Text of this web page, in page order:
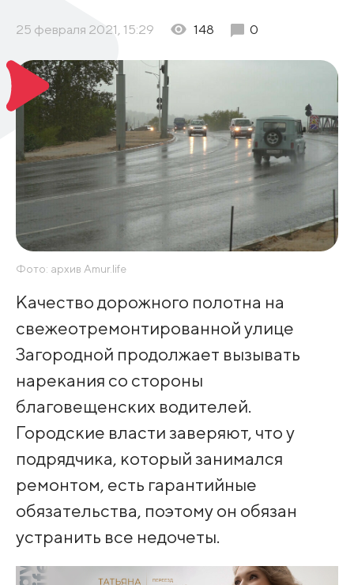
25 февраля 2021, 15:29 148 0
Фото: архив Amur.life
Качество дорожного полотна на
свежеотремонтированной улице
Загородной продолжает вызывать
нарекания со стороны
благовещенских водителей.
Городские власти заверяют, что у
подрядчика, который занимался
ремонтом, есть гарантийные
обязательства, поэтому он обязан
устранить все недочеты.